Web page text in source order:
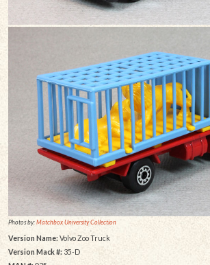
Photos by:Matchbox University Collection
Version Name: Volvo Zoo Truck
Version Mack #: 35-D